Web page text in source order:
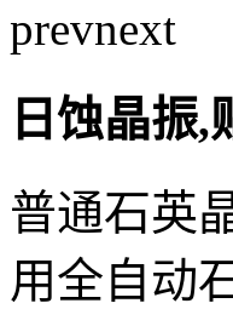
prevnext
日蚀晶振
普通石英
用全自动